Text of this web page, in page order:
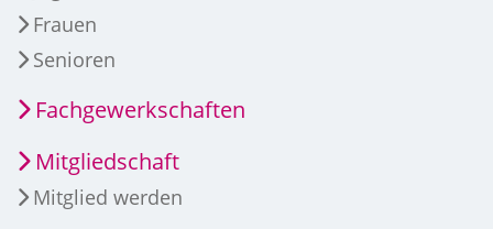
Frauen
Senioren
Fachgewerkschaften
Mitgliedschaft
Mitglied werden